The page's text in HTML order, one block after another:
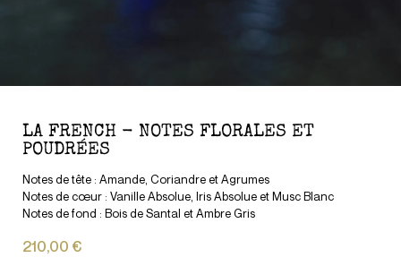
LA FRENCH - NOTES FLORALES ET
POUDRÉES
Notes de tête : Amande, Coriandre et Agrumes
Notes de cœur : Vanille Absolue, Iris Absolue et Musc Blanc
Notes de fond : Bois de Santal et Ambre Gris
210,00 €